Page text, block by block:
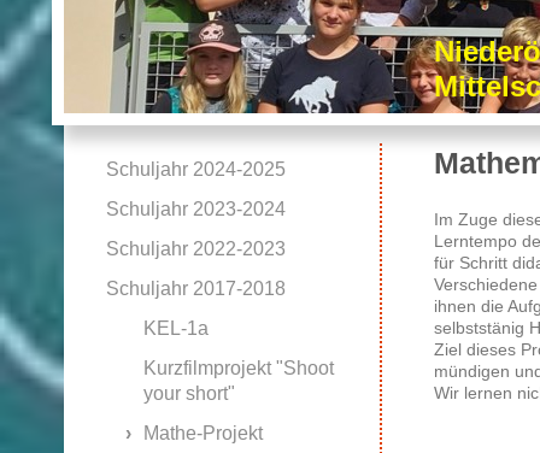
Im Zuge
Lerntempo
für Schritt
ihnen die
selbststänig
Ziel dieses
mündigen
Wir lernen
Schuljahr 2024-2025
Schuljahr 2023-2024
Schuljahr 2022-2023
Schuljahr 2017-2018
KEL-1a
Kurzfilmprojekt "Shoot
your short"
Mathe-Projekt